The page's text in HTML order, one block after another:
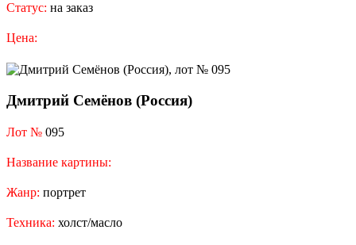
Статус: на заказ
Цена:
Дмитрий Семёнов (Россия)
Лот № 095
Название картины:
Жанр: портрет
Техника: холст/масло